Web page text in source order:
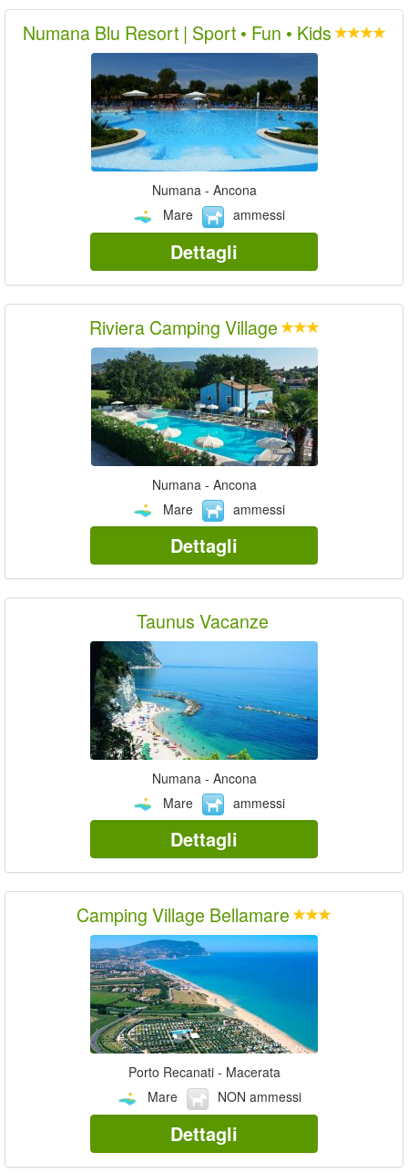
Numana Blu Resort | Sport • Fun • Kids
Numana - Ancona
Mare
ammessi
Dettagli
Riviera Camping Village
Numana - Ancona
Mare
ammessi
Dettagli
Taunus Vacanze
Numana - Ancona
Mare
ammessi
Dettagli
Camping Village Bellamare
Porto Recanati - Macerata
Mare
NON ammessi
Dettagli